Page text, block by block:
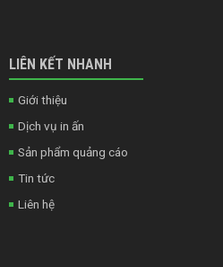
LIÊN KẾT NHANH
Giới thiệu
Dịch vụ in ấn
Sản phẩm quảng cáo
Tin tức
Liên hệ